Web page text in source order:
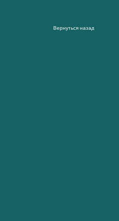
Вернуться назад